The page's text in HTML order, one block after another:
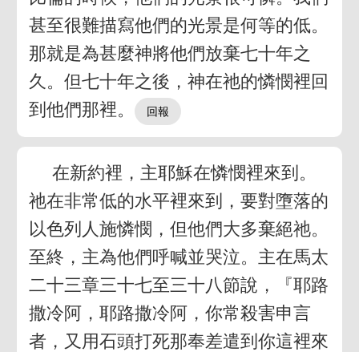
甚至很難描寫他們的光景是何等的低。
那就是為甚麼神將他們放棄七十年之
久。但七十年之後，神在祂的憐憫裡回
到他們那裡。
在新約裡，主耶穌在憐憫裡來到。
祂在非常低的水平裡來到，要對墮落的
以色列人施憐憫，但他們大多棄絕祂。
至終，主為他們呼喊並哭泣。主在馬太
二十三章三十七至三十八節說，『耶路
撒冷阿，耶路撒冷阿，你常殺害申言
者，又用石頭打死那奉差遣到你這裡來